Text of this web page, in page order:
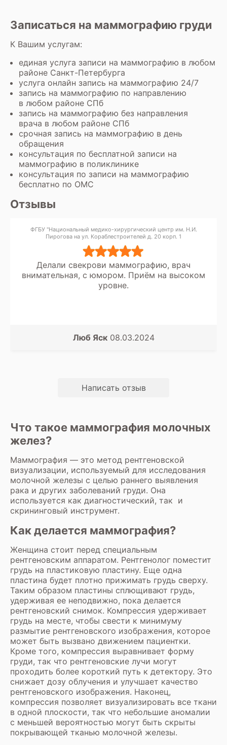
точной оценки.
Записаться на маммографию груди
К Вашим услугам:
единая услуга записи на маммографию в любом
районе Санкт-Петербурга
услуга онлайн запись на маммографию 24/7
запись на маммографию по направлению
в любом районе СПб
запись на маммографию без направления
врача в любом районе СПб
срочная запись на маммографию в день
обращения
консультация по бесплатной записи на
маммографию в поликлинике
консультация по записи на маммографию
бесплатно по ОМС
Отзывы
ФГБУ "Национальный медико-хирургический центр им. Н.И.
Пирогова на ул. Кораблестроителей д. 20 корп. 1
Делали свекрови маммографию, врач
внимательная, с юмором. Приём на высоком
уровне.
Люб Яск08.03.2024
Написать отзыв
Что такое маммография молочных
желез?
Маммография — это метод рентгеновской
визуализации, используемый для исследования
молочной железы с целью раннего выявления
рака и других заболеваний груди. Она
используется как диагностический, так и
скрининговый инструмент.
Как делается маммография?
Женщина стоит перед специальным
рентгеновским аппаратом. Рентгенолог поместит
грудь на пластиковую пластину. Еще одна
пластина будет плотно прижимать грудь сверху.
Таким образом пластины сплющивают грудь,
удерживая ее неподвижно, пока делается
рентгеновский снимок. Компрессия удерживает
грудь на месте, чтобы свести к минимуму
размытие рентгеновского изображения, которое
может быть вызвано движением пациентки.
Кроме того, компрессия выравнивает форму
груди, так что рентгеновские лучи могут
проходить более короткий путь к детектору. Это
снижает дозу облучения и улучшает качество
рентгеновского изображения. Наконец,
компрессия позволяет визуализировать все ткани
в одной плоскости, так что небольшие аномалии
с меньшей вероятностью могут быть скрыты
покрывающей тканью молочной железы.